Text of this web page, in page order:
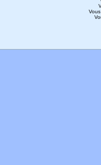
Vous